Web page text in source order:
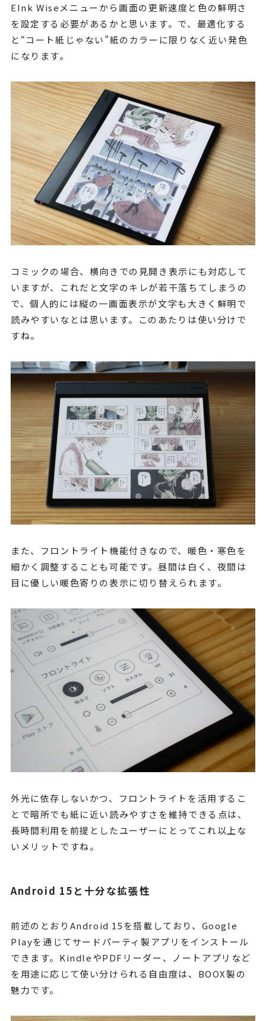
EInk Wiseメニューから画面の更新速度と色の鮮明さ
を設定する必要があるかと思います。で、最適化する
と“コート紙じゃない”紙のカラーに限りなく近い発色
になります。
コミックの場合、横向きでの見開き表示にも対応して
いますが、これだと文字のキレが若干落ちてしまうの
で、個人的には縦の一画面表示が文字も大きく鮮明で
読みやすいなとは思います。このあたりは使い分けで
すね。
また、フロントライト機能付きなので、暖色・寒色を
細かく調整することも可能です。昼間は白く、夜間は
目に優しい暖色寄りの表示に切り替えられます。
外光に依存しないかつ、フロントライトを活用するこ
とで暗所でも紙に近い読みやすさを維持できる点は、
長時間利用を前提としたユーザーにとってこれ以上な
いメリットですね。
Android 15と十分な拡張性
前述のとおりAndroid 15を搭載しており、Google
Playを通じてサードパーティ製アプリをインストール
できます。KindleやPDFリーダー、ノートアプリなど
を用途に応じて使い分けられる自由度は、BOOX製の
魅力です。